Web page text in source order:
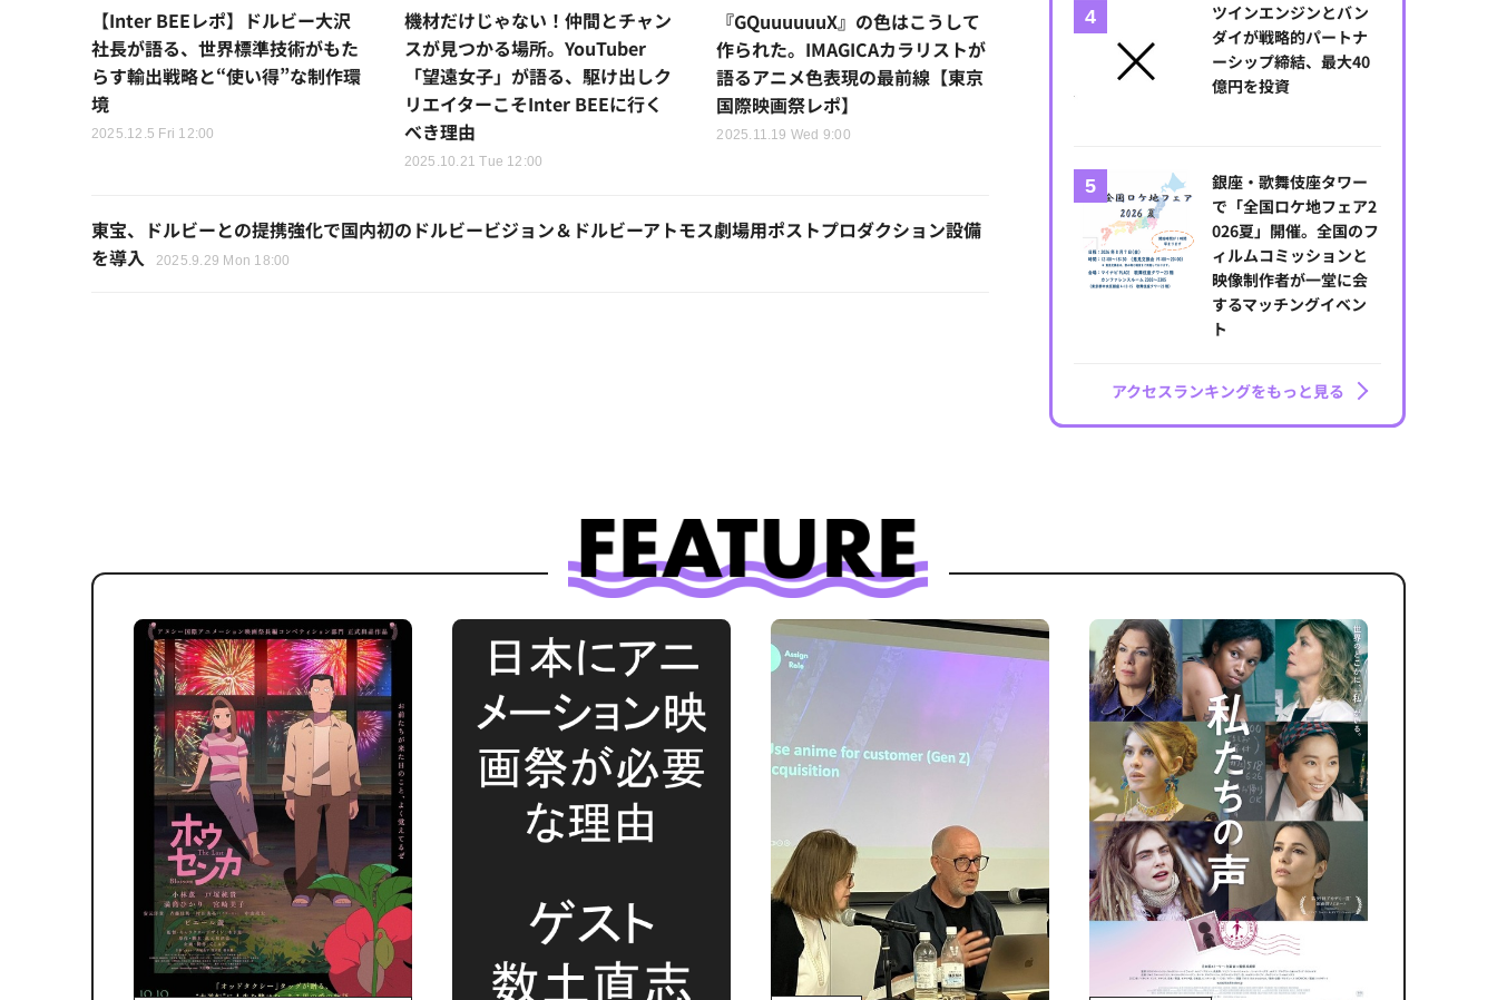
【Inter BEEレポ】ドルビー大沢
社長が語る、世界標準技術がもた
らす輸出戦略と“使い得”な制作環
境
2025.12.5 Fri 12:00
機材だけじゃない！仲間とチャン
スが見つかる場所。YouTuber
「望遠女子」が語る、駆け出しク
リエイターこそInter BEEに行く
べき理由
2025.10.21 Tue 12:00
『GQuuuuuuX』の色はこうして
作られた。IMAGICAカラリストが
語るアニメ色表現の最前線【東京
国際映画祭レポ】
2025.11.19 Wed 9:00
東宝、ドルビーとの提携強化で国内初のドルビービジョン＆ドルビーアトモス劇場用ポストプロダクション設備
を導入
2025.9.29 Mon 18:00
ツインエンジンとバン
ダイが戦略的パートナ
ーシップ締結、最大40
億円を投資
銀座・歌舞伎座タワー
で「全国ロケ地フェア2
026夏」開催。全国のフ
ィルムコミッションと
映像制作者が一堂に会
するマッチングイベン
ト
アクセスランキングをもっと見る